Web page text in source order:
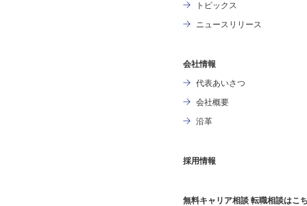
トピックス
ニュースリリース
会社情報
代表あいさつ
会社概要
沿革
採用情報
無料キャリア相談 転職相談はこ